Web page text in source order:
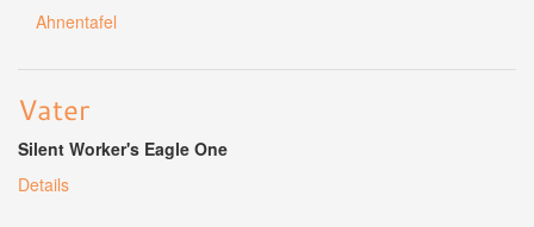
Ahnentafel
Vater
Silent Worker's Eagle One
Details